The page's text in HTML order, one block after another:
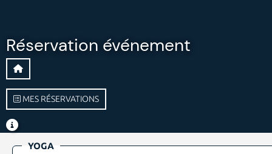
Réservation événement
MES RÉSERVATIONS
YOGA